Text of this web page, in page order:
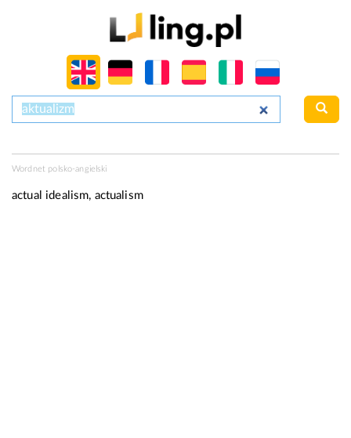
Wordnet polsko-angielski
actual idealism, actualism